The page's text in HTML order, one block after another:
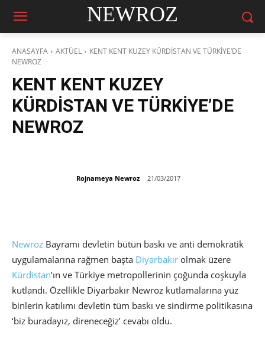
NEWROZ
ANASAYFA AKTÜEL
KENT KENT KUZEY KÜRDİSTAN VE TÜRKİYE’DE
NEWROZ
KENT KENT KUZEY
KÜRDİSTAN VE TÜRKİYE’DE
NEWROZ
Rojnameya Newroz 21/03/2017
Newroz Bayramı devletin bütün baskı ve anti demokratik
uygulamalarına rağmen başta Diyarbakır olmak üzere
Kürdistan’ın ve Türkiye metropollerinin çoğunda coşkuyla
kutlandı. Özellikle Diyarbakır Newroz kutlamalarına yüz
binlerin katılımı devletin tüm baskı ve sindirme politikasına
‘biz buradayız, direneceğiz’ cevabı oldu.